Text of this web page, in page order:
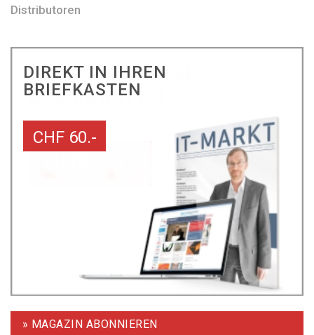
Distributoren
DIREKT IN IHREN
BRIEFKASTEN
CHF 60.-
» MAGAZIN ABONNIEREN